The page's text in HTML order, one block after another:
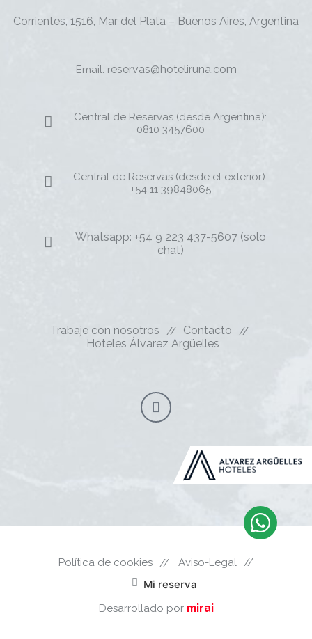
Corrientes, 1516, Mar del Plata – Buenos Aires, Argentina
Email: reservas@hoteliruna.com
Central de Reservas (desde Argentina):
0810 3457600
Central de Reservas (desde el exterior):
+54 11 39848065
Whatsapp: +54 9 223 437-5607 (solo
chat)
Trabaje con nosotros
Contacto
Hoteles Álvarez Argüelles
Política de cookies Aviso-Legal
Mi reserva
Desarrollado por mirai